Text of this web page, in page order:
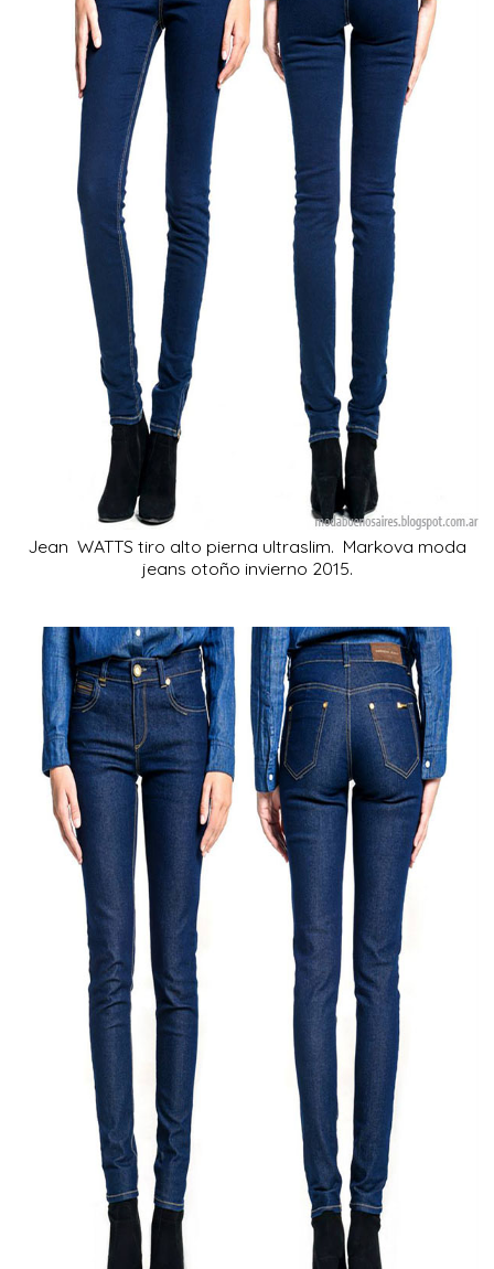
Jean WATTS tiro alto pierna ultraslim. Markova moda
jeans otoño invierno 2015.